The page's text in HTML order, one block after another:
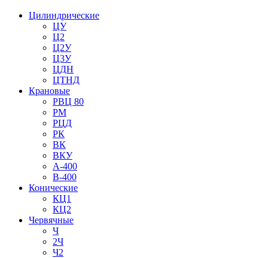
Цилиндрические
ЦУ
Ц2
Ц2У
Ц3У
ЦДН
ЦТНД
Крановые
РВЦ 80
РМ
РЦД
РК
ВК
ВКУ
А-400
В-400
Конические
КЦ1
КЦ2
Червячные
Ч
2Ч
Ч2